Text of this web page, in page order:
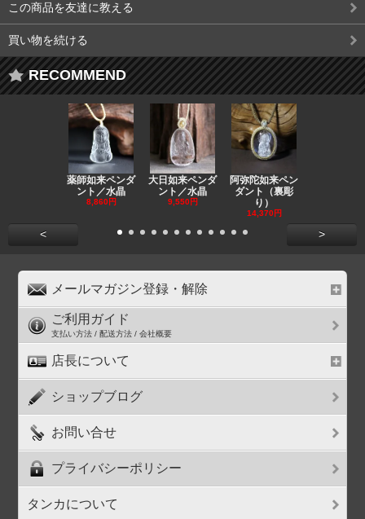
この商品を友達に教える
買い物を続ける
RECOMMEND
薬師如来ペンダ
ント／水晶
8,860円
大日如来ペンダ
ント／水晶
9,550円
阿弥陀如来ペン
ダント（裏彫
り）
14,370円
< >
メールマガジン登録・解除
ご利用ガイド
支払い方法 / 配送方法 / 会社概要
店長について
ショップブログ
お問い合せ
プライバシーポリシー
タンカについて